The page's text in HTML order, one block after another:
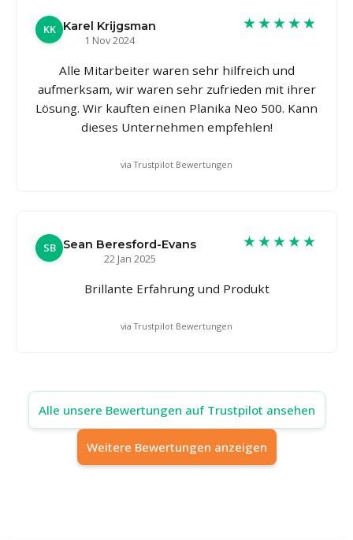
KK Karel Krijgsman
1 Nov 2024
★★★★★
Alle Mitarbeiter waren sehr hilfreich und
aufmerksam, wir waren sehr zufrieden mit ihrer
Lösung. Wir kauften einen Planika Neo 500. Kann
dieses Unternehmen empfehlen!
via Trustpilot Bewertungen
SB Sean Beresford-Evans
22 Jan 2025
★★★★★
Brillante Erfahrung und Produkt
via Trustpilot Bewertungen
Alle unsere Bewertungen auf Trustpilot ansehen
Weitere Bewertungen anzeigen